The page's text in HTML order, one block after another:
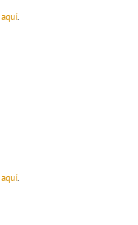
aquí.
aquí.